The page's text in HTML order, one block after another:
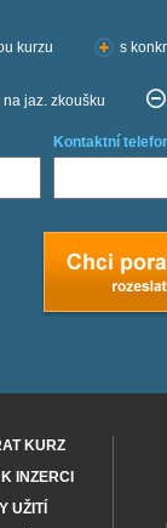
kurzu s
jaz. zkoušku
Kontaktní
KURZ
INZERCI
UŽITÍ